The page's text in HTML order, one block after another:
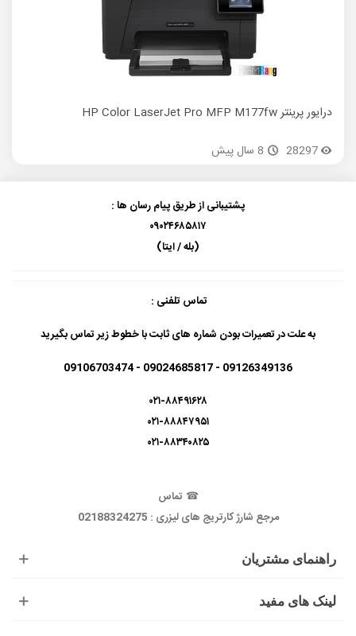
درایور پرینتر HP Color LaserJet Pro MFP M177fw
28297
8 سال پیش
راهنمای مشتریان
لینک های مفید
پشتیبانی از طریق پیام رسان ها :
۰۹۰۲۴۶۸۵۸۱۷
(بله / ایتا)
تماس تلفنی :
به علت در تعمیرات بودن شماره های ثابت با خطوط زیر تماس بگیرید
09126349136 - 09024685817 - 09106703474
۰۲۱-۸۸۴۹۱۶۲۸
۰۲۱-۸۸۸۴۷۹۵۱
۰۲۱-۸۸۳۴۰۸۲۵
☎ تماس
مرجع شارژ کارتریج های لیزری : 02188324275